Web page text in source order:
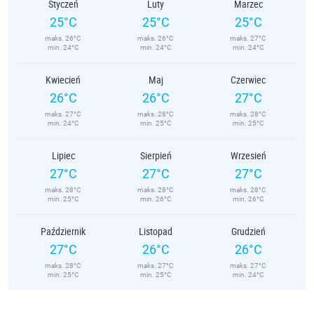
Styczeń
25°C
maks. 26°C
min. 24°C
Luty
25°C
maks. 26°C
min. 24°C
Marzec
25°C
maks. 27°C
min. 24°C
Kwiecień
26°C
maks. 27°C
min. 24°C
Maj
26°C
maks. 28°C
min. 25°C
Czerwiec
27°C
maks. 28°C
min. 25°C
Lipiec
27°C
maks. 28°C
min. 25°C
Sierpień
27°C
maks. 28°C
min. 26°C
Wrzesień
27°C
maks. 28°C
min. 26°C
Październik
27°C
maks. 28°C
min. 25°C
Listopad
26°C
maks. 27°C
min. 25°C
Grudzień
26°C
maks. 27°C
min. 24°C